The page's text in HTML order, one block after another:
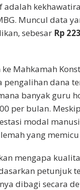
adalah
Muncul data
sebesar Rp
Mahkamah
pengalihan dana
banyak guru
per bulan.
modal
yang
mengapa
petunjuk
dibagi secara